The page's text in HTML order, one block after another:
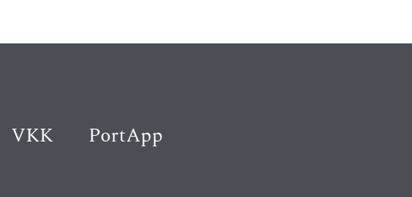
VKK PortApp